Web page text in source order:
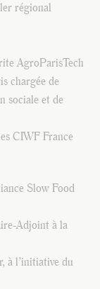
régional
AgroParisTech
chargée de
sociale et de
CIWF France
Slow Food
Adjoint à la
à l’initiative du